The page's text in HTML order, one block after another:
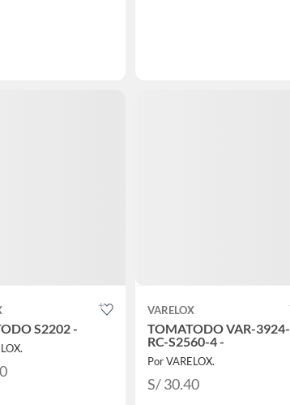
S2202 -
VARELOX
TOMATODO VAR-3924-
RC-S2560-4 -
Por VARELOX.
S/ 30.40